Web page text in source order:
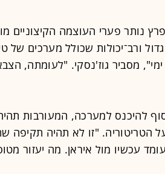
נותר פערי העוצמה הקיצוניים
ורב־יכולות שכולל מערכים של
מסביר גוז'נסקי. "לעומתה,
להיכנס למערכה, המעורבות
הטריטוריה. "זו לא תהיה תקיפה
עכשיו מול איראן. מה יעזור